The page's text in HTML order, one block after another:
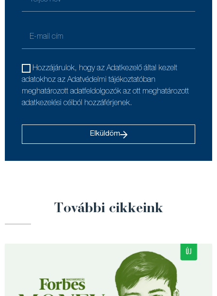
Hozzájárulok, hogy az Adatkezelő által kezelt
adatokhoz az Adatvédelmi tájékoztatóban
meghatározott adatfeldolgozók az ott meghatározott
adatkezelési célból hozzáférjenek.
Elküldöm
További cikkeink